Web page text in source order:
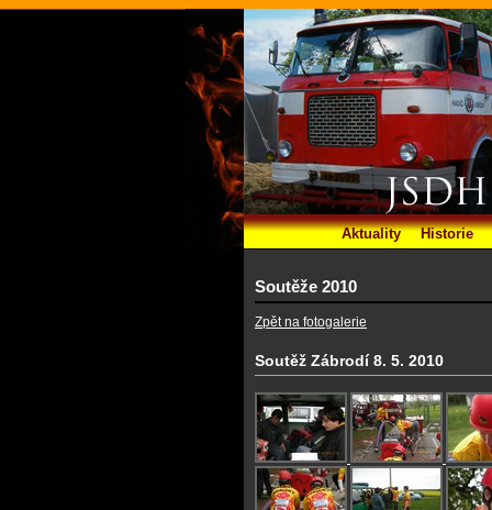
Aktuality Historie
Soutěže 2010
Zpět na fotogalerie
Soutěž Zábrodí 8. 5. 2010